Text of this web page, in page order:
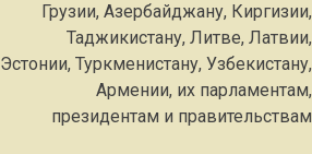
Грузии, Азербайджану, Киргизии,
Таджикистану, Литве, Латвии,
Эстонии, Туркменистану, Узбекистану,
Армении, их парламентам,
президентам и правительствам